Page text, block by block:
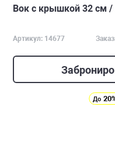
Вок с крышкой 32 см /
Артикул: 14677
До